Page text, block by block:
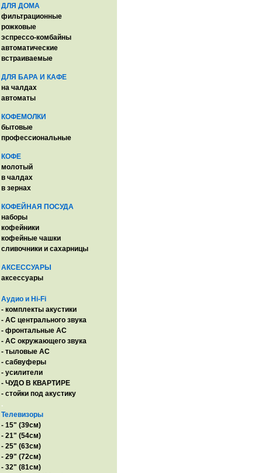
ДЛЯ ДОМА
фильтрационные
рожковые
эспрессо-комбайны
автоматические
встраиваемые
ДЛЯ БАРА И КАФЕ
на чалдах
автоматы
КОФЕМОЛКИ
бытовые
профессиональные
КОФЕ
молотый
в чалдах
в зернах
КОФЕЙНАЯ ПОСУДА
наборы
кофейники
кофейные чашки
сливочники и сахарницы
АКСЕССУАРЫ
аксессуары
Аудио и Hi-Fi
- комплекты акустики
- AC центрального звука
- фронтальные АС
- АС окружающего звука
- тыловые АС
- сабвуферы
- усилители
- ЧУДО В КВАРТИРЕ
- стойки под акустику
.
Телевизоры
- 15" (39см)
- 21" (54см)
- 25" (63см)
- 29" (72см)
- 32" (81см)